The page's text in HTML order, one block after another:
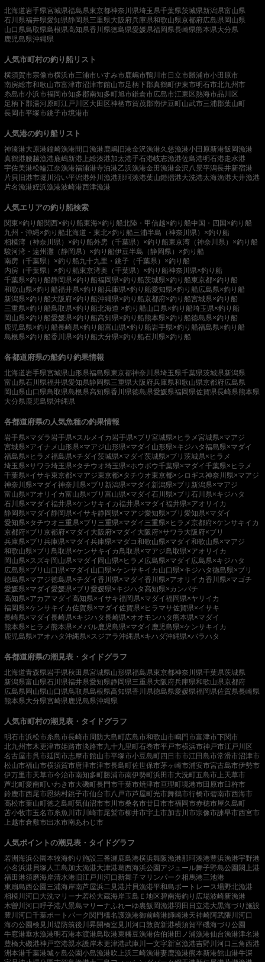
北海道岩手県宮城県福島県東京都神奈川県埼玉県千葉県茨城県新潟県富山県
石川県福井県愛知県静岡県三重県大阪府兵庫県和歌山県京都府広島県岡山県
山口県鳥取県島根県高知県香川県徳島県愛媛県福岡県長崎県熊本県大分県
鹿児島県沖縄県
人気市町村の釣り船リスト
横須賀市宗像市横浜市三浦市いすみ市鹿嶋市鴨川市 日立市勝浦市小田原市
南房総市和歌山市富津市沼津市館山市足柄下郡真鶴町伊東市明石市北九州市
糸島市小浜市福岡市知多郡南知多町旭市鎌倉市広島市江東区熱海市品川区
足柄下郡湯河原町江戸川区 大田区神栖市賀茂郡南伊豆町山武市三浦郡葉山町
長岡市平塚市銚子市境港市
人気港の釣り船リスト
神湊港大原港鐘崎漁港 間口漁港鹿嶋旧港金沢漁港久慈漁港小田原新港飯岡漁港
真鶴港 腰越漁港鹿嶋新港 上総湊港加太港手石港岐志漁港佐島港明石港走水港
宇佐美港松輪江奈漁港福浦港寺泊港乙浜漁港金田漁港金沢八景平潟長井新宿港
片貝旧港市堀川沿い平潟港外川漁港那珂湊港葉山鐙摺港大洗港太海漁港大井漁港
片名漁港姪浜漁港波崎港西津漁港
人気エリアの釣り船検索
関東×釣り船関西×釣り船東海×釣り船北陸・甲信越×釣り船中国・四国×釣り船
九州・沖縄×釣り船北海道・東北×釣り船三浦半島（神奈川県）×釣り船
相模湾（神奈川県）×釣り船外房（千葉県）×釣り船東京湾（神奈川県）×釣り船
駿河湾・遠州灘（静岡県）×釣り船伊豆半島（静岡県）×釣り船
南房（千葉県）×釣り船九十九里・銚子（千葉県）×釣り船
内房（千葉県）×釣り船東京湾奥（千葉県）×釣り船神奈川県×釣り船
千葉県×釣り船静岡県×釣り船福岡県×釣り船茨城県×釣り船東京都×釣り船
和歌山県×釣り船福井県×釣り船兵庫県×釣り船愛知県×釣り船広島県×釣り船
新潟県×釣り船大阪府×釣り船沖縄県×釣り船京都府×釣り船宮城県×釣り船
三重県×釣り船鳥取県×釣り船北海道 ×釣り船山口県×釣り船埼玉県×釣り船
岡山県×釣り船愛媛県×釣り船高知県×釣り船熊本県×釣り船徳島県×釣り船
鹿児島県×釣り船長崎県×釣り船富山県×釣り船岩手県×釣り船福島県×釣り船
島根県×釣り船香川県×釣り船大分県×釣り船石川県×釣り船
各都道府県の船釣り釣果情報
北海道岩手県宮城県山形県福島県東京都神奈川県埼玉県千葉県茨城県新潟県
富山県石川県福井県愛知県静岡県三重県大阪府兵庫県和歌山県京都府広島県
岡山県山口県鳥取県島根県高知県香川県徳島県愛媛県福岡県佐賀県長崎県熊本県
大分県鹿児島県沖縄県
各都道府県の人気魚種の釣果情報
岩手県×マダラ岩手県×スルメイカ岩手県×ブリ 宮城県×ヒラメ宮城県×マアジ
宮城県×アイナメ 山形県×マアジ山形県×マダイ 山形県×キジハタ福島県×マダイ
福島県×ヒラメ福島県×チダイ茨城県×マダイ茨城県×ブリ 茨城県×ヒラメ
埼玉県×サワラ埼玉県×タチウオ埼玉県×ホウボウ千葉県×マダイ千葉県×ヒラメ
千葉県×イサキ東京都×マアジ東京都×タチウオ東京都×シロギス神奈川県×マアジ
神奈川県×マダイ神奈川県×ブリ 新潟県×マダイ 新潟県×ブリ 新潟県×マアジ
富山県×アオリイカ富山県×ブリ 富山県×マダイ石川県×ブリ 石川県×キジハタ
石川県×マダイ福井県×ケンサキイカ福井県×マダイ福井県×アオリイカ
静岡県×マダイ 静岡県×イサキ静岡県×マアジ愛知県×ブリ 愛知県×マダイ
愛知県×タチウオ三重県×ブリ 三重県×マダイ 三重県×ヒラメ京都府×ケンサキイカ
京都府×ブリ 京都府×マダイ 大阪府×マダイ 大阪府×サワラ 大阪府×ブリ
兵庫県×ブリ 兵庫県×マダイ兵庫県×マダコ和歌山県×マダイ和歌山県×マアジ
和歌山県×ブリ 鳥取県×ケンサキイカ鳥取県×マアジ鳥取県×アオリイカ
岡山県×スズキ 岡山県×マダイ 岡山県×ヒラメ 広島県×マダイ 広島県×キジハタ
広島県×ブリ 山口県×マダイ 山口県×ケンサキイカ 山口県×キジハタ徳島県×ブリ
徳島県×マアジ徳島県×チダイ香川県×マダイ香川県×アオリイカ香川県×マゴチ
愛媛県×マダイ愛媛県×ブリ 愛媛県×キジハタ高知県×カンパチ
高知県×アカアマダイ高知県×イサキ福岡県×マダイ福岡県×ヤリイカ
福岡県×ケンサキイカ佐賀県×マダイ佐賀県×ヒラマサ佐賀県×イサキ
長崎県×マダイ長崎県×キジハタ長崎県×オオモンハタ 熊本県×マダイ
熊本県×ヒラメ 熊本県×メバル鹿児島県×マダイ 鹿児島県×ケンサキイカ
鹿児島県×アオハタ沖縄県×スジアラ沖縄県×キハダ沖縄県×バラハタ
各都道府県の潮見表・タイドグラフ
北海道青森県岩手県秋田県宮城県山形県福島県東京都神奈川県千葉県茨城県
新潟県富山県石川県福井県愛知県静岡県三重県大阪府兵庫県和歌山県京都府
広島県岡山県山口県鳥取県島根県高知県香川県徳島県愛媛県福岡県佐賀県長崎県
熊本県大分県宮崎県鹿児島県沖縄県
人気市町村の潮見表・タイドグラフ
明石市浜松市糸島市長崎市周防大島町広島市和歌山市鳴門市富津市下関市
北九州市木更津市姫路市淡路市九十九里町石巻市平戸市横浜市神戸市江戸川区
名古屋市呉市延岡市志摩市館山市平塚市小豆島町四日市市江田島市常滑市沼津市
松山市福山市横須賀市唐津市津市長島町佐世保市茅ヶ崎市浦安市宮古島市伊勢市
伊万里市天草市今治市南知多町勝浦市南伊勢町浜田市大洗町五島市 上天草市
芦北町愛南町いわき市大磯町長門市千葉市焼津市亘理町境港市田原市臼杵市
鈴鹿市西尾市恩納村銚子市仙台市八戸市芦屋町光市舞鶴市行橋市碧南市西海市
高松市葉山町徳之島町気仙沼市市川市桑名市廿日市市福岡市赤穂市屋久島町
苫小牧市玉名市糸魚川市川崎市尾鷲市柳井市宇土市加古川市宗像市諫早市西宮市
上越市倉敷市出水市南あわじ市
人気ポイントの潮見表・タイドグラフ
若洲海浜公園本牧海釣り施設三番瀬鹿島港横浜舞阪漁港那珂湊港豊浜漁港宇野港
小名浜港 貝塚人工島加太漁港大津港葛西海浜公園 アジュール舞子野島公園 閖上港
福田港須磨海岸清水港 旧江戸川河口 新舞子マリンパーク相馬港三池港
東扇島西公園 三浦海岸南芦屋浜二見港 片貝漁港平和島ボートレース場野北漁港
相模川河口 大洗マリーナ若松大蔵海岸玉島Ｅ地区碧南海釣り広場波崎新漁港
木曽川河口呼子港八景島マリーナふれーゆ裏飯岡漁港羽田 日立港大黒海づり施設
豊川河口千葉ポートパーク 関門橋名護漁港御前崎港師崎港天神崎 阿武隈川河口
海の公園検見川堤防筑後川昇開橋室見川河口敦賀新港横須賀平磯海づり公園
牛窓港垂水漁港明石港本渡港鳥取港東幡豆漁港佐伯港 田ノ浦漁港仙台漁港津名港
豊橋大磯港神戸空港親水護岸木更津港武庫川一文字新宮漁港吉野川河口 三角西港
洲本港千葉港城ヶ島公園小島漁港吹上浜三崎漁港妻鹿漁港熊本新港館山港牛深